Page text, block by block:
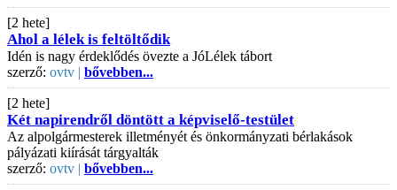
[2 hete]
Ahol a lélek is feltöltődik
Idén is nagy érdeklődés övezte a JóLélek tábort
szerző: ovtv | bővebben...
[2 hete]
Két napirendről döntött a képviselő-testület
Az alpolgármesterek illetményét és önkormányzati bérlakások
pályázati kiírását tárgyalták
szerző: ovtv | bővebben...